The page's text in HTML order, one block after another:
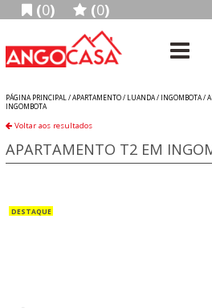
(0) (0)
PÁGINA PRINCIPAL /APARTAMENTO/ LUANDA/ INGOMBOTA/
INGOMBOTA
Voltar aos resultados
APARTAMENTO T2 EM